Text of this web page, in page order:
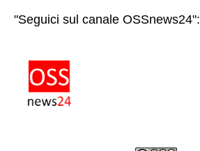
"Seguici sul canale OSSnews24":